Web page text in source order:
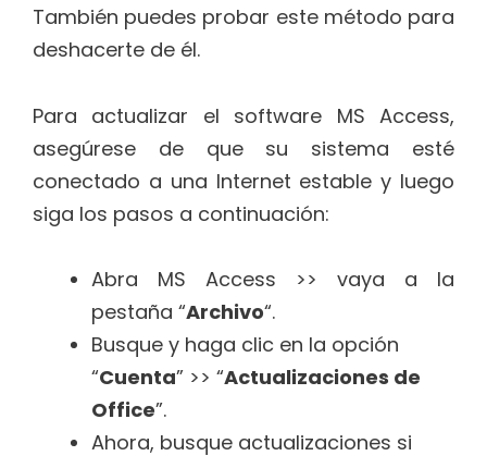
También puedes probar este método para
deshacerte de él.
Para actualizar el software MS Access,
asegúrese de que su sistema esté
conectado a una Internet estable y luego
siga los pasos a continuación:
Abra MS Access >> vaya a la
pestaña “Archivo“.
Busque y haga clic en la opción
“Cuenta” >> “Actualizaciones de
Office”.
Ahora, busque actualizaciones si